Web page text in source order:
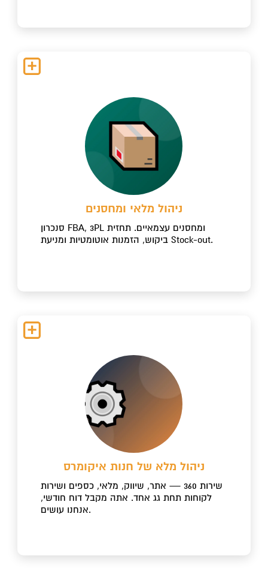
ניהול מלאי ומחסנים
סנכרון FBA, 3PL ומחסנים עצמאיים. תחזית
ביקוש, הזמנות אוטומטיות ומניעת Stock-out.
ניהול מלא של חנות איקומרס
שירות 360 — אתר, שיווק, מלאי, כספים ושירות
לקוחות תחת גג אחד. אתה מקבל דוח חודשי,
אנחנו עושים.